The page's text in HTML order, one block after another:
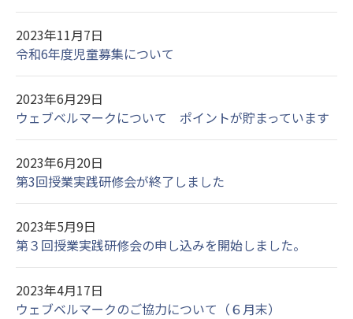
2023年11月7日
令和6年度児童募集について
2023年6月29日
ウェブベルマークについて ポイントが貯まっています
2023年6月20日
第3回授業実践研修会が終了しました
2023年5月9日
第３回授業実践研修会の申し込みを開始しました。
2023年4月17日
ウェブベルマークのご協力について（６月末）